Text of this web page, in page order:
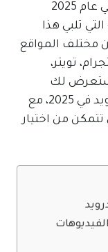
من الإنترنت بجودة عالية ودون عناء. في عام 2025
تلبي هذا
مختلف المواقع
تويتر،
لك
أفضل برامج تنزيل الفيديوهات للأندرويد في 2025، مع
من اختيار